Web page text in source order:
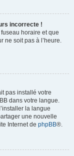
incorrecte !
horaire et que
ne soit pas à l’heure.
pas installé votre
dans votre langue.
la langue
une nouvelle
Internet de phpBB®.